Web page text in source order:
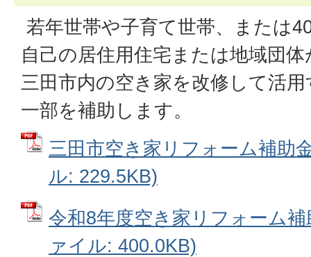
若年世帯や子育て世帯、または
自己の居住用住宅または地域団
三田市内の空き家を改修して活
一部を補助します。
三田市空き家リフォーム補助
ル: 229.5KB)
令和8年度空き家リフォーム
ァイル: 400.0KB)